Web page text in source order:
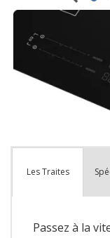
Les Traites
Passez à la